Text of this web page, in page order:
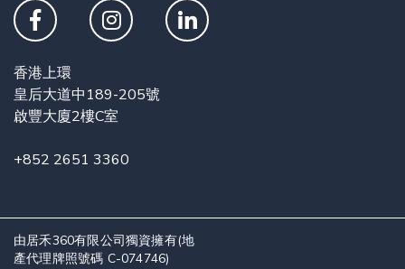
香港上環
皇后大道中189-205號
啟豐大廈2樓C室
+852 2651 3360
由居禾360有限公司獨資擁有(地
產代理牌照號碼 C-074746)